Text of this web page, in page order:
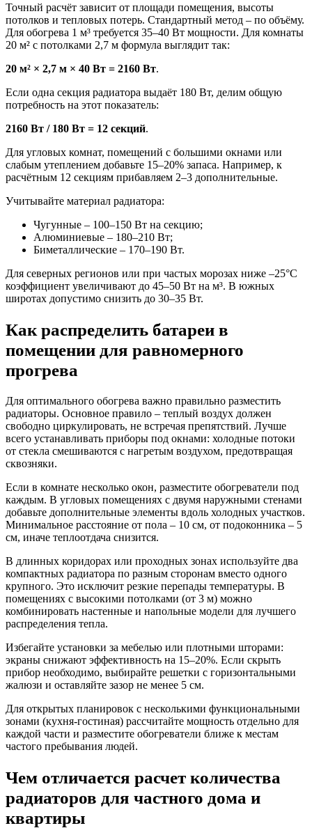
Точный расчёт зависит от площади помещения, высоты
потолков и тепловых потерь. Стандартный метод – по объёму.
Для обогрева 1 м³ требуется 35–40 Вт мощности. Для комнаты
20 м² с потолками 2,7 м формула выглядит так:
20 м² × 2,7 м × 40 Вт = 2160 Вт.
Если одна секция радиатора выдаёт 180 Вт, делим общую
потребность на этот показатель:
2160 Вт / 180 Вт = 12 секций.
Для угловых комнат, помещений с большими окнами или
слабым утеплением добавьте 15–20% запаса. Например, к
расчётным 12 секциям прибавляем 2–3 дополнительные.
Учитывайте материал радиатора:
Чугунные – 100–150 Вт на секцию;
Алюминиевые – 180–210 Вт;
Биметаллические – 170–190 Вт.
Для северных регионов или при частых морозах ниже –25°C
коэффициент увеличивают до 45–50 Вт на м³. В южных
широтах допустимо снизить до 30–35 Вт.
Как распределить батареи в
помещении для равномерного
прогрева
Для оптимального обогрева важно правильно разместить
радиаторы. Основное правило – теплый воздух должен
свободно циркулировать, не встречая препятствий. Лучше
всего устанавливать приборы под окнами: холодные потоки
от стекла смешиваются с нагретым воздухом, предотвращая
сквозняки.
Если в комнате несколько окон, разместите обогреватели под
каждым. В угловых помещениях с двумя наружными стенами
добавьте дополнительные элементы вдоль холодных участков.
Минимальное расстояние от пола – 10 см, от подоконника – 5
см, иначе теплоотдача снизится.
В длинных коридорах или проходных зонах используйте два
компактных радиатора по разным сторонам вместо одного
крупного. Это исключит резкие перепады температуры. В
помещениях с высокими потолками (от 3 м) можно
комбинировать настенные и напольные модели для лучшего
распределения тепла.
Избегайте установки за мебелью или плотными шторами:
экраны снижают эффективность на 15–20%. Если скрыть
прибор необходимо, выбирайте решетки с горизонтальными
жалюзи и оставляйте зазор не менее 5 см.
Для открытых планировок с несколькими функциональными
зонами (кухня-гостиная) рассчитайте мощность отдельно для
каждой части и разместите обогреватели ближе к местам
частого пребывания людей.
Чем отличается расчет количества
радиаторов для частного дома и
квартиры